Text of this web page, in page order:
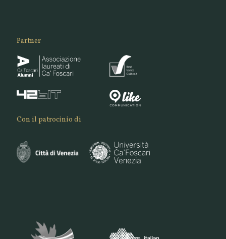
Partner
Con il patrocinio di